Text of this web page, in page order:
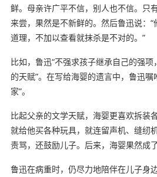
鲜。母亲许广平不信，别人也不信。只
来尝，果然是不新鲜的。然后鲁迅说：
道理，不加以查看就抹杀是不对的。”
比如，鲁迅“不强求孩子继承自己的强
的天赋”。在写给海婴的遗言中，鲁迅
家”。
比起父亲的文学天赋，海婴更喜欢拆装
就给他买各种玩具，就连留声机、缝纫
责骂，还鼓励儿子。后来，海婴果然成
鲁迅在病重时，仍尽力地陪伴在儿子身